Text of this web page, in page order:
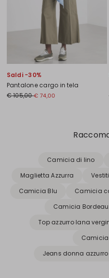
Saldi -30%
Pantalone cargo in tela
€ 105,00€ 74,00
Camicia di lino
Maglietta Azzurra
Camicia Blu
Camicia
Camicia
Top azzurro lana
Camicia
Jeans donna